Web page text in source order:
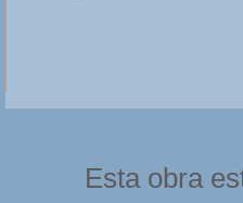
Formación Profesional, dirigidas a
Esta obra